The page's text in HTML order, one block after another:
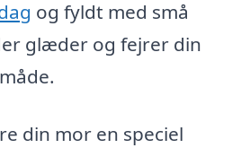
og fyldt med små
glæder og fejrer din
din mor en speciel